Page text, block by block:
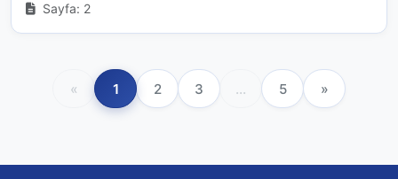
Sayfa: 2
« 1 2 3 ... 5 »